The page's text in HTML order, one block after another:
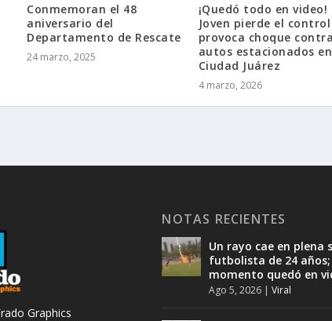
Conmemoran el 48
aniversario del
Departamento de Rescate
24 marzo, 2025
¡Quedó todo en video!
Joven pierde el
provoca choque contra
autos estacionados en
Ciudad Juárez
4 marzo, 2026
Graphics
NOTAS RECIENTES
Un rayo cae en plena
futbolista de 24
momento quedó en
Ago 5, 2026 |Viral